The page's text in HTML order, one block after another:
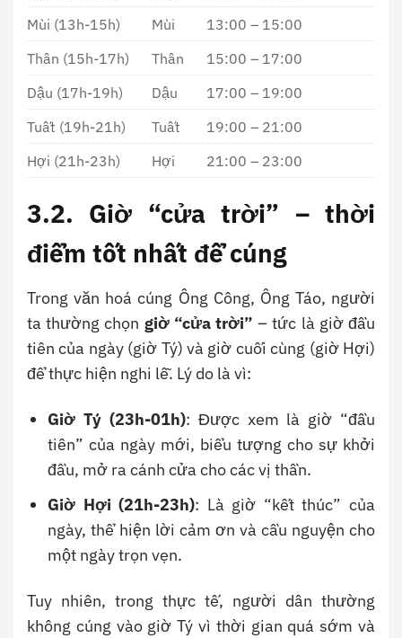
Mùi (13h-15h)
Mùi
13:00 – 15:00
Thân (15h-17h)
Thân
15:00 – 17:00
Dậu (17h-19h)
Dậu
17:00 – 19:00
Tuất (19h-21h)
Tuất
19:00 – 21:00
Hợi (21h-23h)
Hợi 21:00 – 23:00
3.2. Giờ “cửa trời” – thời
điểm tốt nhất để cúng
Trong văn hoá cúng Ông Công, Ông Táo, người
ta thường chọn giờ “cửa trời” – tức là giờ đầu
tiên của ngày (giờ Tý) và giờ cuối cùng (giờ Hợi)
để thực hiện nghi lễ. Lý do là vì:
Giờ Tý (23h-01h): Được xem là giờ “đầu
tiên” của ngày mới, biểu tượng cho sự khởi
đầu, mở ra cánh cửa cho các vị thần.
Giờ Hợi (21h-23h): Là giờ “kết thúc” của
ngày, thể hiện lời cảm ơn và cầu nguyện cho
một ngày trọn vẹn.
Tuy nhiên, trong thực tế, người dân thường
không cúng vào giờ Tý vì thời gian quá sớm và